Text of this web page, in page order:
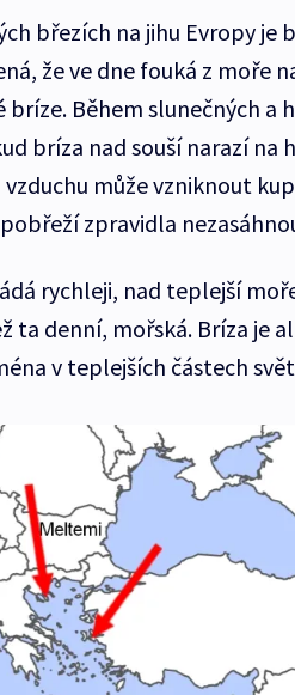
březích na jihu Evropy je
že ve dne fouká z moře
Během slunečných a
bríza nad souší narazí na
může vzniknout
zpravidla
rychleji, nad teplejší
ta denní, mořská. Bríza je
v teplejších částech